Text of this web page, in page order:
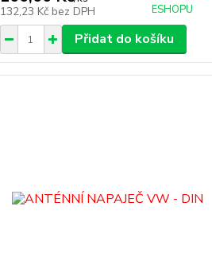
132,23 Kč bez DPH
ESHOPU
Přidat do košíku